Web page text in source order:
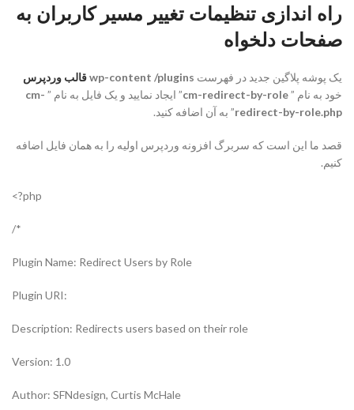
راه اندازی تنظیمات تغییر مسیر کاربران به
صفحات دلخواه
یک پوشه پلاگین جدید در فهرست wp-content /pluginsقالب وردپرس
خود به نام ”cm-redirect-by-role” ایجاد نمایید و یک فایل به نام ” cm-
redirect-by-role.php” به آن اضافه کنید.
قصد ما این است که سربرگ افزونه وردپرس اولیه را به همان فایل اضافه
کنیم.
php?>
*/
Plugin Name: Redirect Users by Role
:Plugin URI
Description: Redirects users based on their role
Version: 1.0
Author: SFNdesign, Curtis McHale